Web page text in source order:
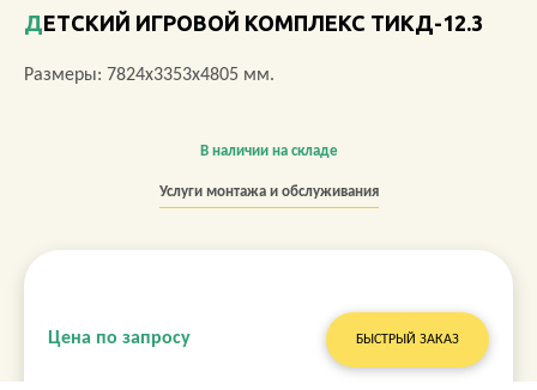
ДЕТСКИЙ ИГРОВОЙ КОМПЛЕКС ТИКД-12.3
Размеры: 7824х3353х4805 мм.
В наличии на складе
Услуги монтажа и обслуживания
Цена по запросу БЫСТРЫЙ ЗАКАЗ